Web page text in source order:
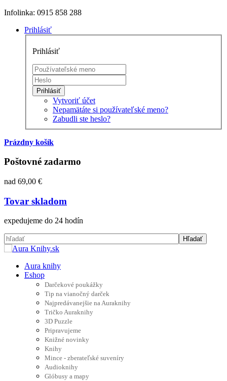
Infolinka: 0915 858 288
Prihlásiť
Prihlásiť
Prihlásiť
Vytvoriť účet
Nepamätáte si používateľské meno?
Zabudli ste heslo?
Prázdny košík
Poštovné zadarmo
nad 69,00 €
Tovar skladom
expedujeme do 24 hodín
Aura knihy
Eshop
Darčekové poukážky
Tip na vianočný darček
Najpredávanejšie na Auraknihy
Tričko Auraknihy
3D Puzzle
Pripravujeme
Knižné novinky
Knihy
Mince - zberateľské suveníry
Audioknihy
Glóbusy a mapy